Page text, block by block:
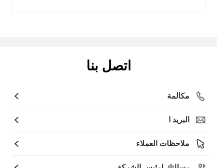
اتصل بنا
مكالمة
البريد ا
ملاحظات العملاء